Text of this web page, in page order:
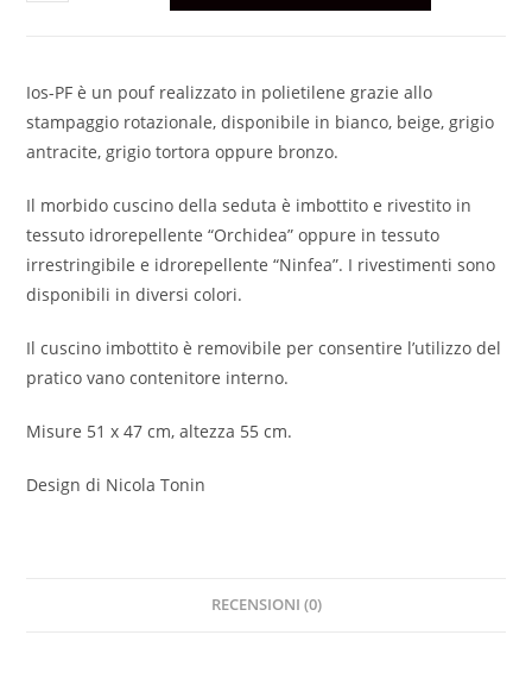
Ios-PF è un pouf realizzato in polietilene grazie allo
stampaggio rotazionale, disponibile in bianco, beige, grigio
antracite, grigio tortora oppure bronzo.
Il morbido cuscino della seduta è imbottito e rivestito in
tessuto idrorepellente “Orchidea” oppure in tessuto
irrestringibile e idrorepellente “Ninfea”. I rivestimenti sono
disponibili in diversi colori.
Il cuscino imbottito è removibile per consentire l’utilizzo del
pratico vano contenitore interno.
Misure 51 x 47 cm, altezza 55 cm.
Design di Nicola Tonin
RECENSIONI (0)